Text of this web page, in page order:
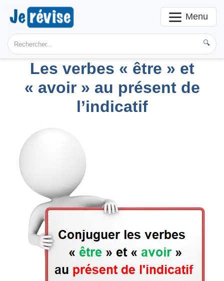
Menu
🔍
Les verbes « être » et
« avoir » au présent de
l’indicatif